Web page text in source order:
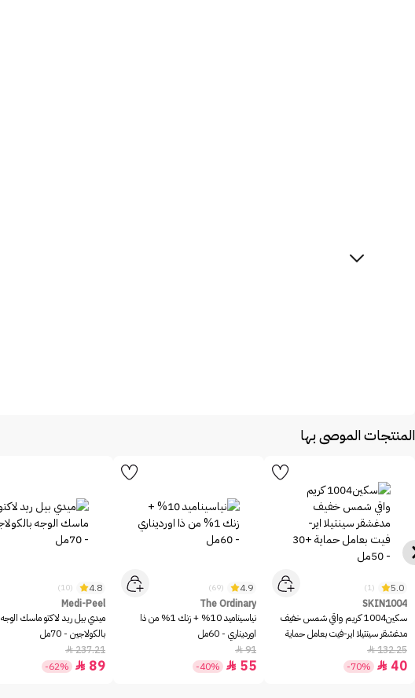
المنتجات الموصى بها
5.0
(1)
SKIN1004
سكين1004 كريم واقي شمس خفيف
مدغشقر سينتيلا اير-فيت بعامل حماية
+30 - 50مل
132.25

40

-70%
4.9
(69)
The Ordinary
نياسيناميد 10% + زنك 1% من ذا
اورديناري - 60مل
91

55

-40%
4.8
(10)
Medi-Peel
ميدي بيل ريد لاكتو ماسك الوجه
بالكولاجين - 70مل
237.21

89

-62%